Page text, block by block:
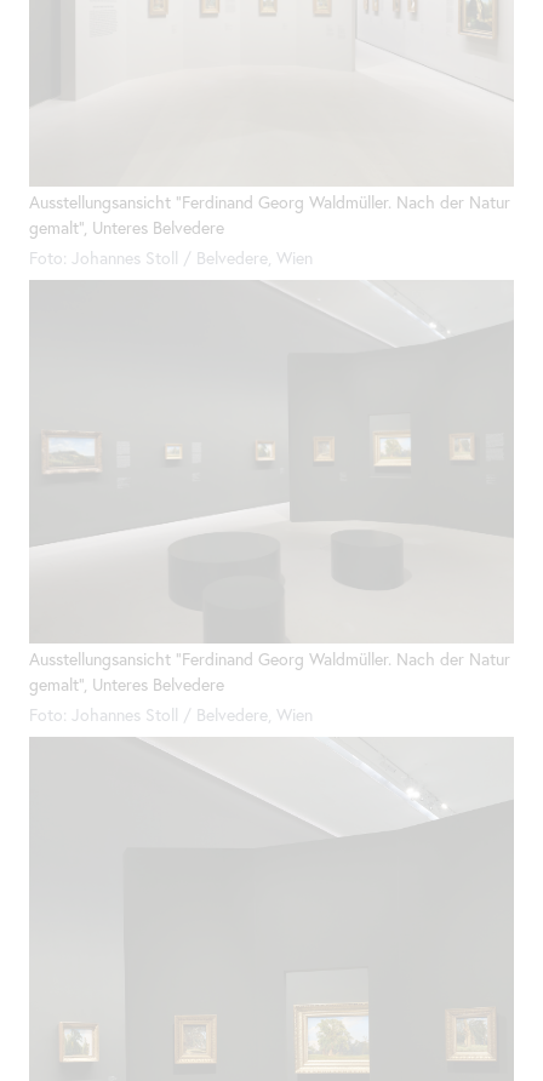
Ausstellungsansicht "Ferdinand Georg Waldmüller. Nach der Natur
gemalt", Unteres Belvedere
Foto: Johannes Stoll / Belvedere, Wien
Ausstellungsansicht "Ferdinand Georg Waldmüller. Nach der Natur
gemalt", Unteres Belvedere
Foto: Johannes Stoll / Belvedere, Wien